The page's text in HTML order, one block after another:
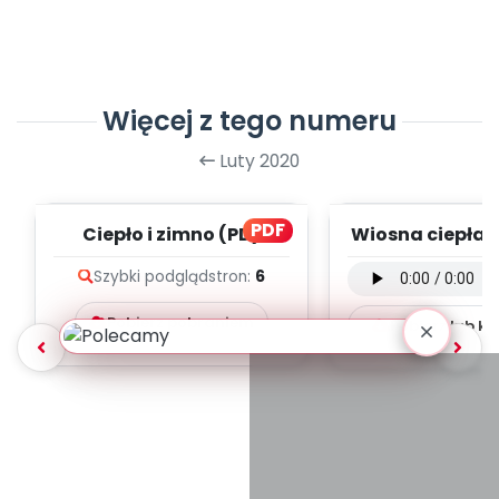
Więcej z tego numeru
Luty 2020
PDF
Ciepło i zimno (PD)
Szybki podglądstron: 6
Pobierz pobraniem
Wiosna ciepła
(PD,
Pobierz lub